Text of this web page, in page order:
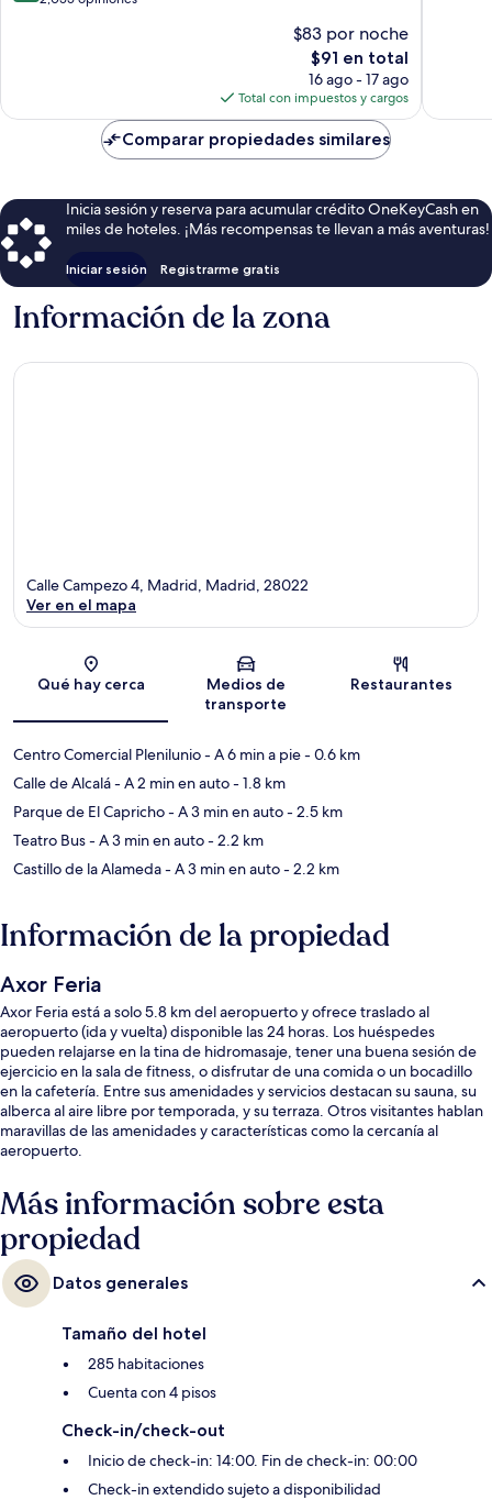
$83 por noche
El
precio
actual
es
de
$91
$91 en total
16 ago - 17 ago
Total con impuestos y cargos
Comparar propiedades similares
Inicia sesión y reserva para acumular crédito OneKeyCash en
miles de hoteles. ¡Más recompensas te llevan a más aventuras!
Iniciar sesión Registrarme gratis
Información de la zona
Sección del mapa
Calle Campezo 4, Madrid, Madrid, 28022
Ver en el mapa
Qué hay cerca
Medios de
transporte
Restaurantes
Centro Comercial Plenilunio- A 6 min a pie- 0.6 km
Calle de Alcalá- A 2 min en auto- 1.8 km
Parque de El Capricho- A 3 min en auto- 2.5 km
Teatro Bus- A 3 min en auto- 2.2 km
Castillo de la Alameda- A 3 min en auto- 2.2 km
Información de la propiedad
Axor Feria
Axor Feria está a solo 5.8 km del aeropuerto y ofrece traslado al
aeropuerto (ida y vuelta) disponible las 24 horas. Los huéspedes
pueden relajarse en la tina de hidromasaje, tener una buena sesión de
ejercicio en la sala de fitness, o disfrutar de una comida o un bocadillo
en la cafetería. Entre sus amenidades y servicios destacan su sauna, su
alberca al aire libre por temporada, y su terraza. Otros visitantes hablan
maravillas de las amenidades y características como la cercanía al
aeropuerto.
Más información sobre esta
propiedad
Datos generales
Tamaño del hotel
285 habitaciones
Cuenta con 4 pisos
Check-in/check-out
Inicio de check-in: 14:00. Fin de check-in: 00:00
Check-in extendido sujeto a disponibilidad